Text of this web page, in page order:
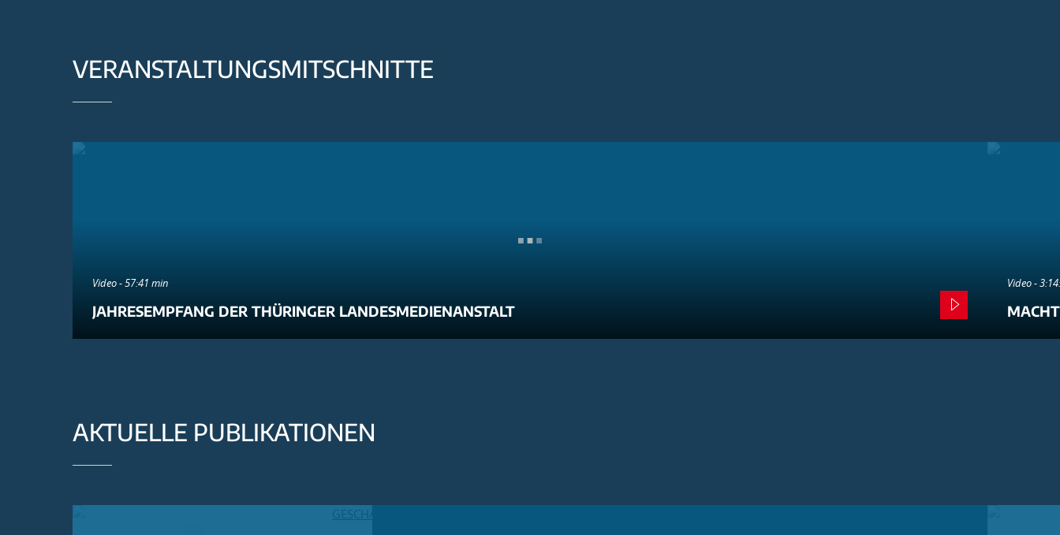
VERANSTALTUNGSMITSCHNITTE
Video - 57:41 min
JAHRESEMPFANG DER THÜRINGER LANDESMEDIENANSTALT
Video -
AKTUELLE PUBLIKATIONEN